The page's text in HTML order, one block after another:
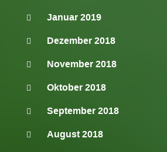
Januar 2019
Dezember 2018
November 2018
Oktober 2018
September 2018
August 2018